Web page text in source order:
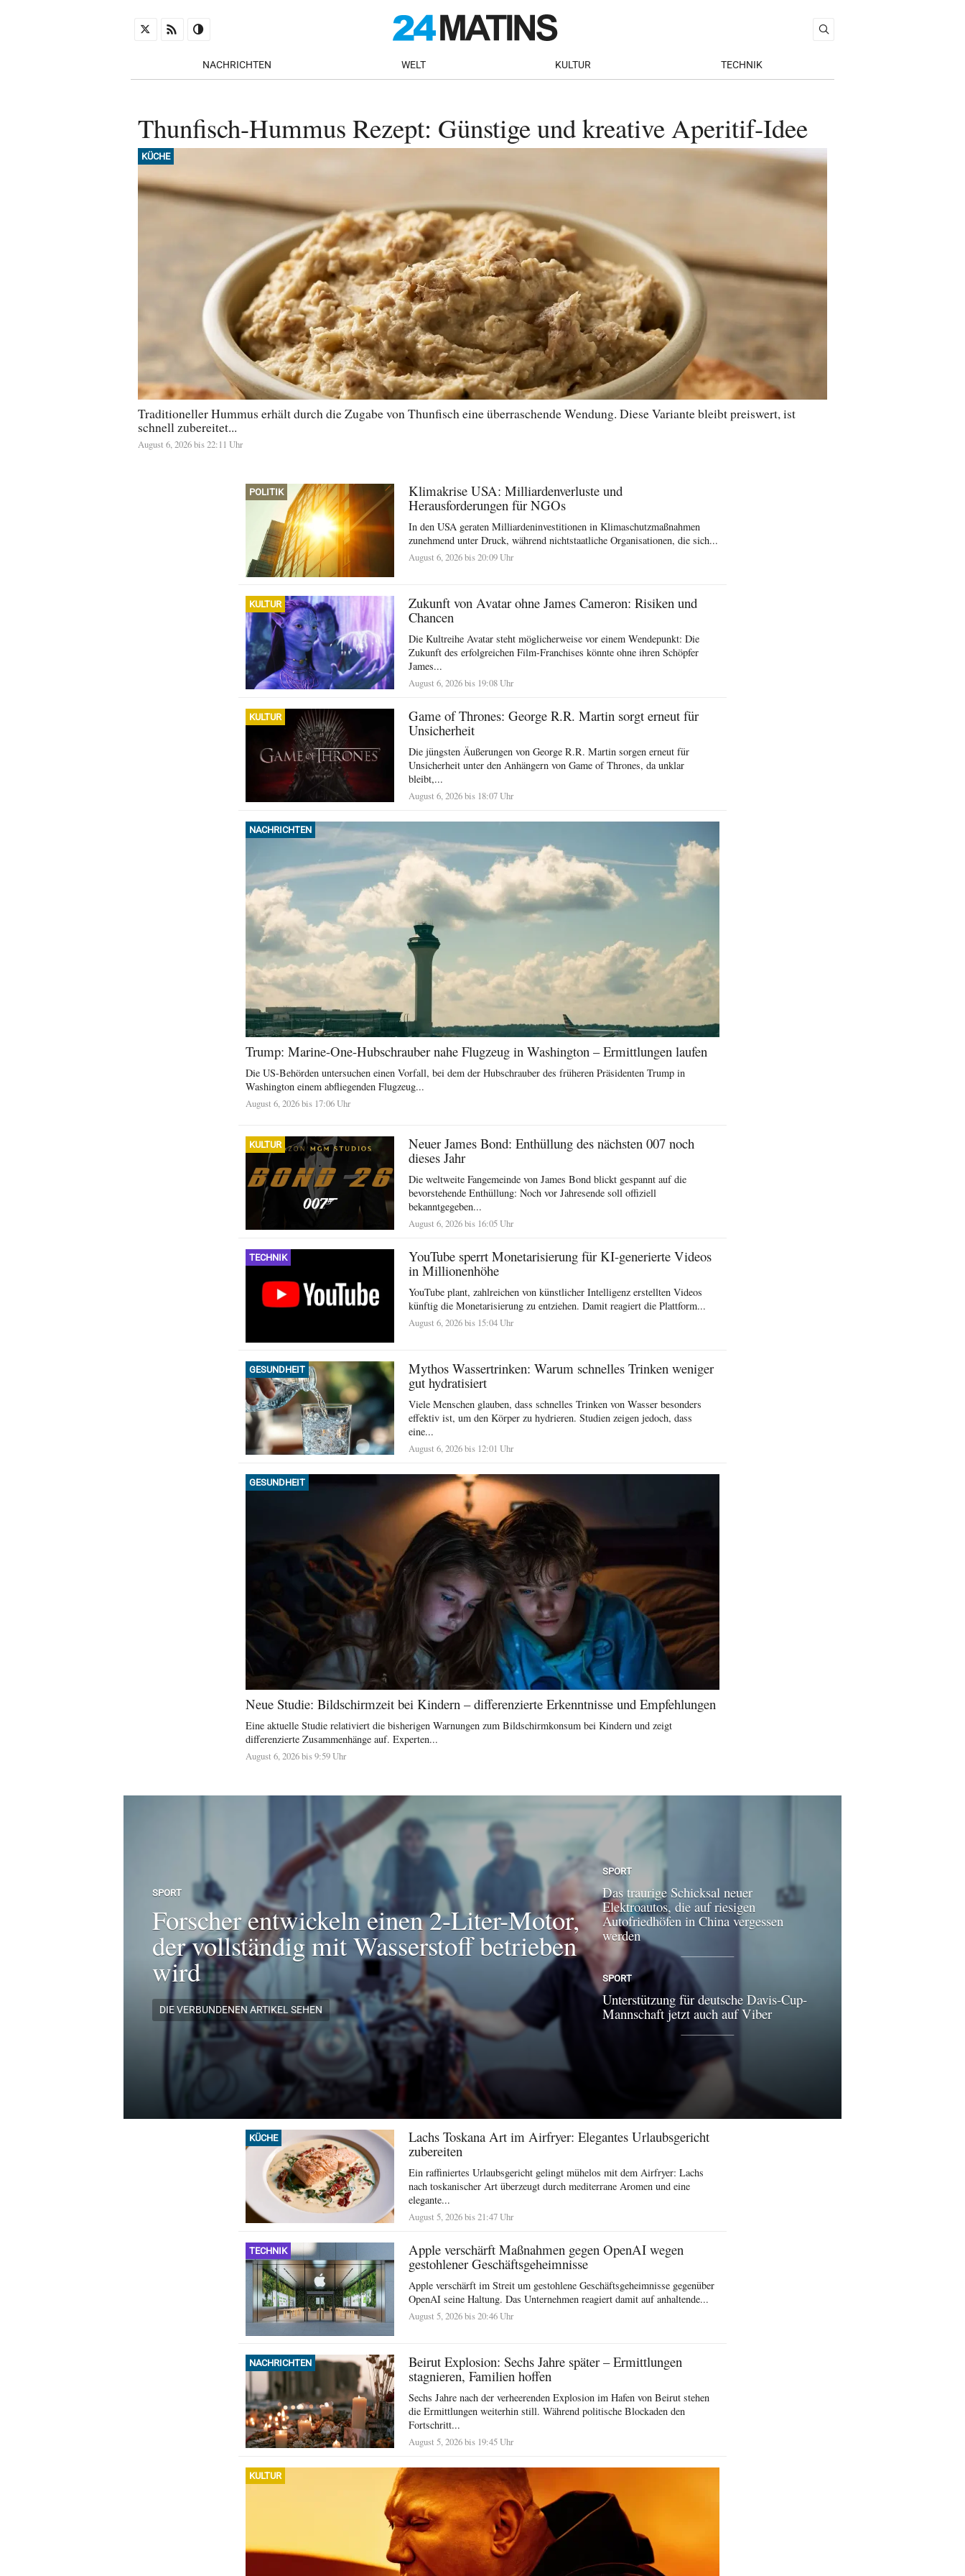
NACHRICHTEN WELT KULTUR TECHNIK
Thunfisch-Hummus Rezept: Günstige und kreative Aperitif-Idee
KÜCHE
Traditioneller Hummus erhält durch die Zugabe von Thunfisch eine überraschende Wendung. Diese Variante bleibt preiswert, ist
schnell zubereitet...
August 6, 2026 bis 22:11 Uhr
POLITIK
Klimakrise USA: Milliardenverluste und
Herausforderungen für NGOs
In den USA geraten Milliardeninvestitionen in Klimaschutzmaßnahmen
zunehmend unter Druck, während nichtstaatliche Organisationen, die sich...
August 6, 2026 bis 20:09 Uhr
KULTUR
Zukunft von Avatar ohne James Cameron: Risiken und
Chancen
Die Kultreihe Avatar steht möglicherweise vor einem Wendepunkt: Die
Zukunft des erfolgreichen Film-Franchises könnte ohne ihren Schöpfer
James...
August 6, 2026 bis 19:08 Uhr
KULTUR
Game of Thrones: George R.R. Martin sorgt erneut für
Unsicherheit
Die jüngsten Äußerungen von George R.R. Martin sorgen erneut für
Unsicherheit unter den Anhängern von Game of Thrones, da unklar
bleibt,...
August 6, 2026 bis 18:07 Uhr
NACHRICHTEN
Trump: Marine-One-Hubschrauber nahe Flugzeug in Washington – Ermittlungen laufen
Die US-Behörden untersuchen einen Vorfall, bei dem der Hubschrauber des früheren Präsidenten Trump in
Washington einem abfliegenden Flugzeug...
August 6, 2026 bis 17:06 Uhr
KULTUR
Neuer James Bond: Enthüllung des nächsten 007 noch
dieses Jahr
Die weltweite Fangemeinde von James Bond blickt gespannt auf die
bevorstehende Enthüllung: Noch vor Jahresende soll offiziell
bekanntgegeben...
August 6, 2026 bis 16:05 Uhr
TECHNIK
YouTube sperrt Monetarisierung für KI-generierte Videos
in Millionenhöhe
YouTube plant, zahlreichen von künstlicher Intelligenz erstellten Videos
künftig die Monetarisierung zu entziehen. Damit reagiert die Plattform...
August 6, 2026 bis 15:04 Uhr
GESUNDHEIT
Mythos Wassertrinken: Warum schnelles Trinken weniger
gut hydratisiert
Viele Menschen glauben, dass schnelles Trinken von Wasser besonders
effektiv ist, um den Körper zu hydrieren. Studien zeigen jedoch, dass
eine...
August 6, 2026 bis 12:01 Uhr
GESUNDHEIT
Neue Studie: Bildschirmzeit bei Kindern – differenzierte Erkenntnisse und Empfehlungen
Eine aktuelle Studie relativiert die bisherigen Warnungen zum Bildschirmkonsum bei Kindern und zeigt
differenzierte Zusammenhänge auf. Experten...
August 6, 2026 bis 9:59 Uhr
SPORT
Forscher entwickeln einen 2-Liter-Motor,
der vollständig mit Wasserstoff betrieben
wird
DIE VERBUNDENEN ARTIKEL SEHEN
SPORT
Das traurige Schicksal neuer
Elektroautos, die auf riesigen
Autofriedhöfen in China vergessen
werden
SPORT
Unterstützung für deutsche Davis-Cup-
Mannschaft jetzt auch auf Viber
KÜCHE
Lachs Toskana Art im Airfryer: Elegantes Urlaubsgericht
zubereiten
Ein raffiniertes Urlaubsgericht gelingt mühelos mit dem Airfryer: Lachs
nach toskanischer Art überzeugt durch mediterrane Aromen und eine
elegante...
August 5, 2026 bis 21:47 Uhr
TECHNIK
Apple verschärft Maßnahmen gegen OpenAI wegen
gestohlener Geschäftsgeheimnisse
Apple verschärft im Streit um gestohlene Geschäftsgeheimnisse gegenüber
OpenAI seine Haltung. Das Unternehmen reagiert damit auf anhaltende...
August 5, 2026 bis 20:46 Uhr
NACHRICHTEN
Beirut Explosion: Sechs Jahre später – Ermittlungen
stagnieren, Familien hoffen
Sechs Jahre nach der verheerenden Explosion im Hafen von Beirut stehen
die Ermittlungen weiterhin still. Während politische Blockaden den
Fortschritt...
August 5, 2026 bis 19:45 Uhr
KULTUR